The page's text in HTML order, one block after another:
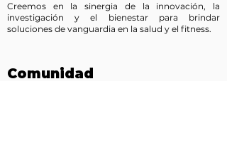
Creemos en la sinergia de la innovación, la
investigación y el bienestar para brindar
soluciones de vanguardia en la salud y el fitness.
Comunidad